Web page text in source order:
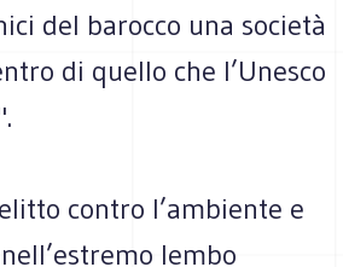
del barocco una società
di quello che l’Unesco
contro l’ambiente e
lembo